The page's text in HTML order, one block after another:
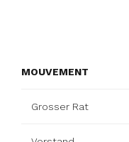
MOUVEMENT
Grosser Rat